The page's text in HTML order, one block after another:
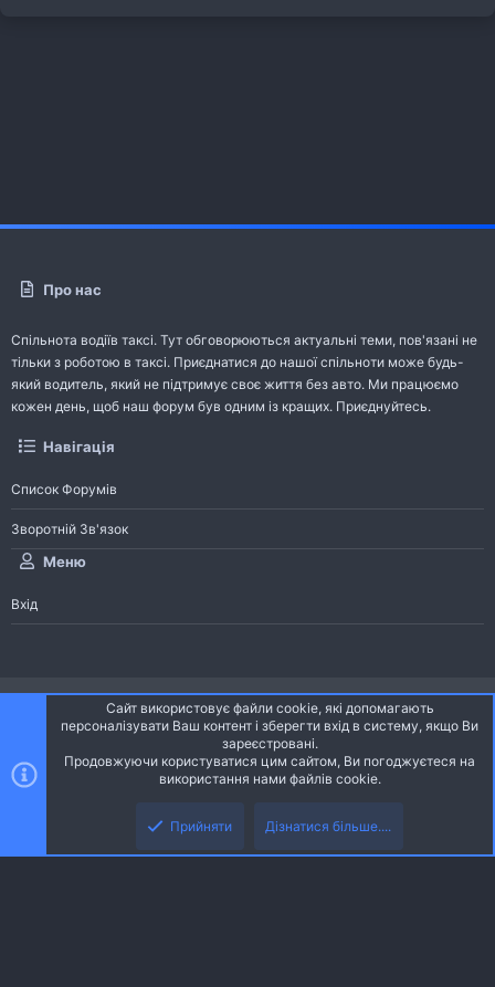
Про нас
Спільнота водіїв таксі. Тут обговорюються актуальні теми, пов'язані не
тільки з роботою в таксі. Приєднатися до нашої спільноти може будь-
який водитель, який не підтримує своє життя без авто. Ми працюємо
кожен день, щоб наш форум був одним із кращих. Приєднуйтесь.
Навігація
Список Форумів
Зворотній Зв'язок
Меню
Вхід
Ніч
Українська (UA)
S
Community platform by XenForo® © 2010-2026 XenForo Ltd.
Community platform by XenForo © 2010-2022 XenForo Ltd. | dev: Pages
Сайт використовує файли cookie, які допомагають
персоналізувати Ваш контент і зберегти вхід в систему, якщо Ви
зареєстровані.
Продовжуючи користуватися цим сайтом, Ви погоджуєтеся на
використання нами файлів cookie.
Прийняти Дізнатися більше....